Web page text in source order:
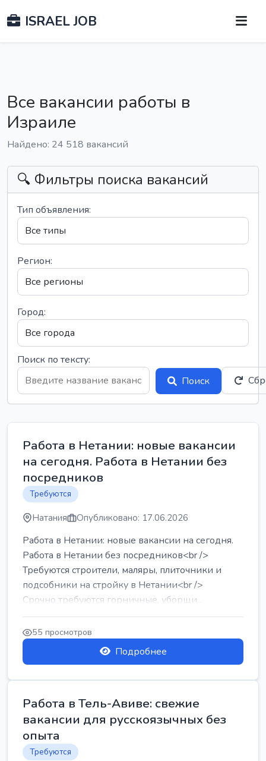
ISRAEL JOB
Все вакансии работы в
Израиле
Найдено: 24 518 вакансий
🔍 Фильтры поиска вакансий
Тип объявления:
Регион:
Город:
Поиск по тексту:
Поиск
Работа в Нетании: новые вакансии
на сегодня. Работа в Нетании без
посредников
Требуются
Натания Опубликовано: 17.06.2026
Работа в Нетании: новые вакансии на сегодня.
Работа в Нетании без посредников<br />
Требуются строители, маляры, плиточники и
подсобники на стройку в Нетании<br />
Срочно требуются горничные, уборщи...
55 просмотров
Подробнее
Работа в Тель-Авиве: свежие
вакансии для русскоязычных без
опыта
Требуются